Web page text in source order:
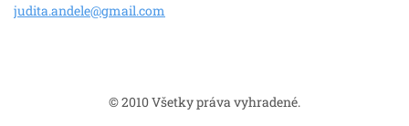
judita.andele@gmail.com
© 2010 Všetky práva vyhradené.